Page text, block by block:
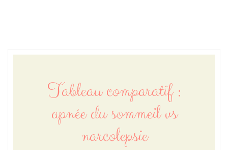
Tableau comparatif :
apnée du sommeil vs
narcolepsie